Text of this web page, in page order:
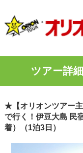
ツアー詳細
★【オリオンツアー
で行く！伊豆大島 民
着）（1泊3日）